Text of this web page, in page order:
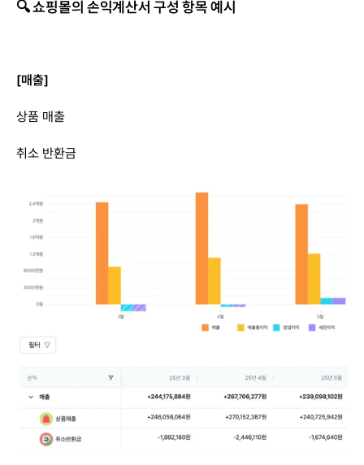
🔍 쇼핑몰의 손익계산서 구성 항목 예시
[매출]
상품 매출
취소 반환금